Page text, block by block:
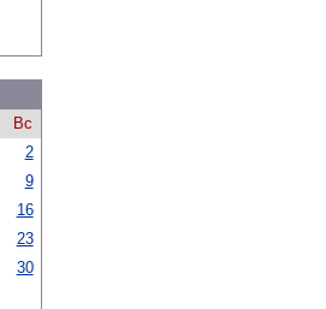
Вс
2
9
16
23
30